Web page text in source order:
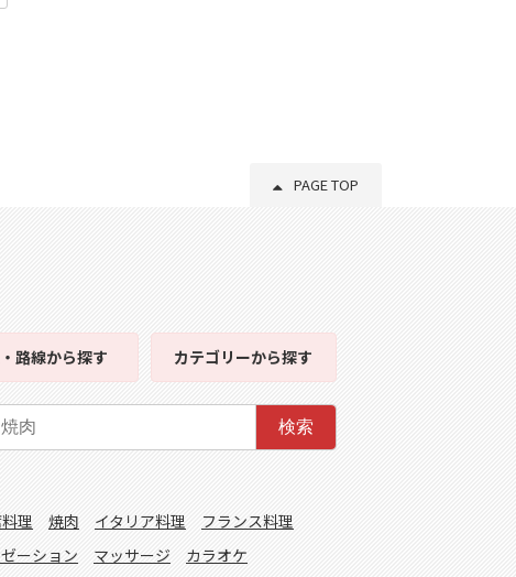
PAGE TOP
路線から探す カテゴリーから探す
検索
理 焼肉 イタリア料理
フランス料理
ーション マッサージ
カラオケ